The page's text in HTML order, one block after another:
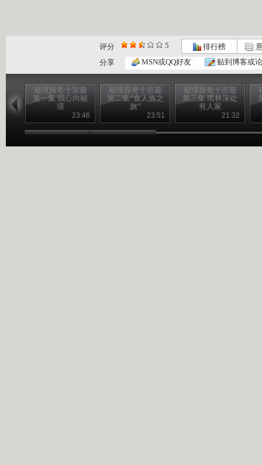
评分 5 排行榜
分享
MSN或QQ好友 贴到博客或
秘境探奇十宗最
第一集 我心向秘
境
23:46
秘境探奇十宗最
第二集“食人族之
旅”
23:51
秘境探奇十宗最
第三集 雨林深处
有人家
21:32